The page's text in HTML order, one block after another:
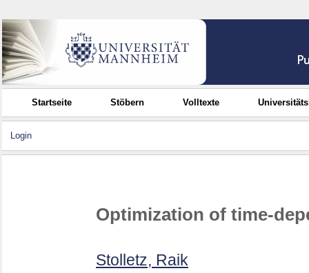
Startseite Stöbern Volltexte
Login
Optimization of time-
Stolletz, Raik